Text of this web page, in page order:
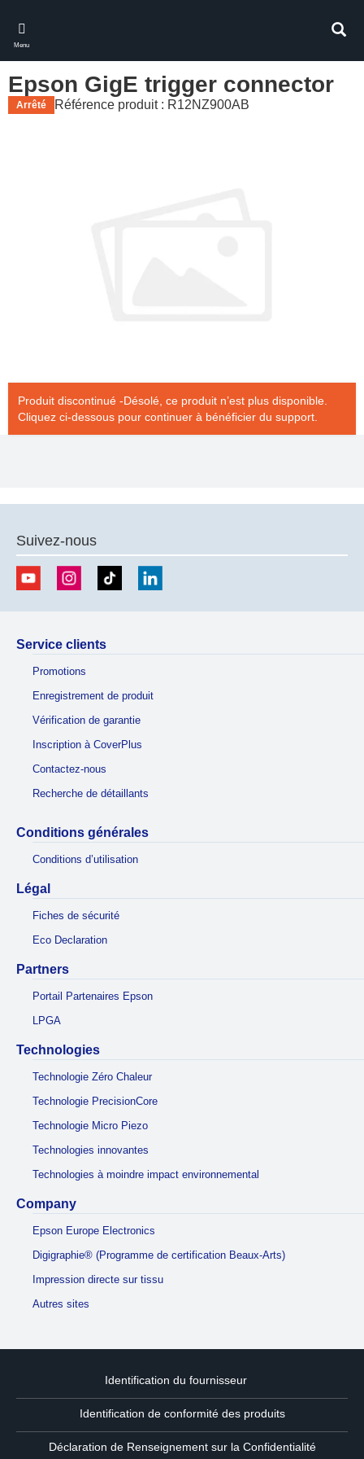
main
content
Menu
Epson GigE trigger connector
Arrêté Référence produit : R12NZ900AB
Produit discontinué -Désolé, ce produit n’est plus disponible.
Cliquez ci-dessous pour continuer à bénéficier du support.
Suivez-nous
Service clients
Promotions
Enregistrement de produit
Vérification de garantie
Inscription à CoverPlus
Contactez-nous
Recherche de détaillants
Conditions générales
Conditions d’utilisation
Légal
Fiches de sécurité
Eco Declaration
Partners
Portail Partenaires Epson
LPGA
Technologies
Technologie Zéro Chaleur
Technologie PrecisionCore
Technologie Micro Piezo
Technologies innovantes
Technologies à moindre impact environnemental
Company
Epson Europe Electronics
Digigraphie® (Programme de certification Beaux-Arts)
Impression directe sur tissu
Autres sites
Identification du fournisseur
Identification de conformité des produits
Déclaration de Renseignement sur la Confidentialité